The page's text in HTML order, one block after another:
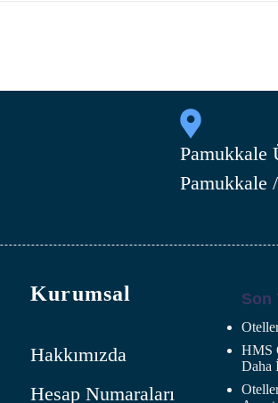
Pamukkale
Pamukkale
Kurumsal
Hakkımızda
Hesap Numaraları
Son
HMS
Daha